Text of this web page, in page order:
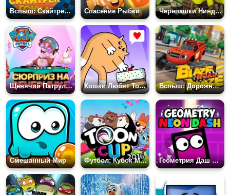
Вспыш: Скайтрек гонка Спасение Рыбки Черепашки Ниндзя: Битва за Нью Йорк
Щенячий Патруль: Сюрприз на Вечеринке Кошки Любят Тортики Вспыш: Дорожный Лабиринт
Смешанный Мир Футбол: Кубок Мультов 2016 Геометрия Даш Неон